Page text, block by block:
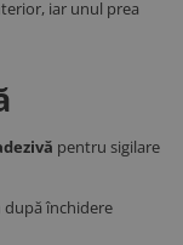
iar unul prea
pentru sigilare
după închidere